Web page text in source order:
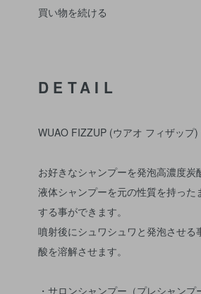
買い物を続ける
DETAIL
WUAO FIZZUP (ウアオ フィザップ)
お好きなシャンプーを発泡高濃度炭
液体シャンプーを元の性質を持った
する事ができます。
噴射後にシュワシュワと発泡させる
酸を溶解させます。
・サロンシャンプー（プレシャン